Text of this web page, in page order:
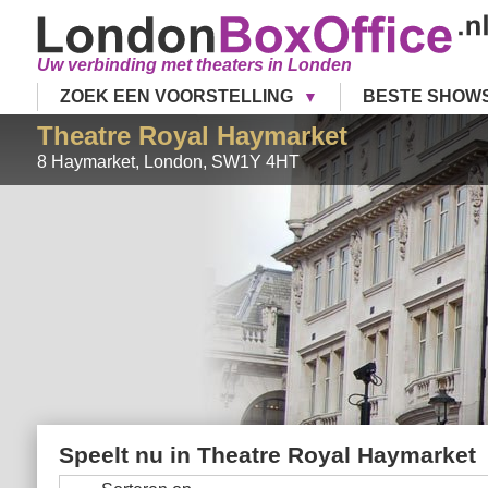
Uw verbinding met theaters in Londen
ZOEK EEN VOORSTELLING
BESTE
Theatre Royal Haymarket
8 Haymarket, London, SW1Y 4HT
Speelt nu in Theatre Royal Haymarket